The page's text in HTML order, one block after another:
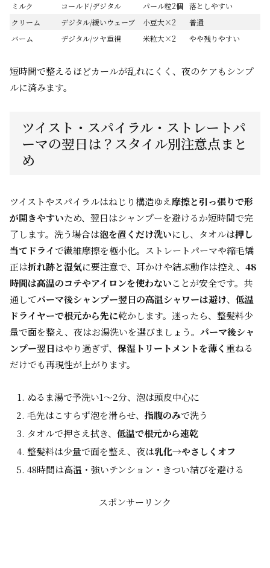
ミルク
コールド/デジタル パール粒2個 落としやすい
クリーム
デジタル/緩いウェーブ 小豆大×2
普通
バーム
デジタル/ツヤ重視 米粒大×2 やや残りやすい
短時間で整えるほどカールが乱れにくく、夜のケアもシンプ
ルに済みます。
ツイスト・スパイラル・ストレートパ
ーマの翌日は？スタイル別注意点まと
め
ツイストやスパイラルはねじり構造ゆえ摩擦と引っ張りで形
が開きやすいため、翌日はシャンプーを避けるか短時間で完
了します。洗う場合は泡を置くだけ洗いにし、タオルは押し
当てドライで繊維摩擦を極小化。ストレートパーマや縮毛矯
正は折れ跡と湿気に要注意で、耳かけや結ぶ動作は控え、 48
時間は高温のコテやアイロンを使わないことが安全です。共
通してパーマ後シャンプー翌日の高温シャワーは避け、 低温
ドライヤーで根元から先に乾かします。迷ったら、整髪料少
量で面を整え、夜はお湯洗いを選びましょう。 パーマ後シャ
ンプー翌日はやり過ぎず、 保湿トリートメントを薄く 重ねる
だけでも再現性が上がります。
ぬるま湯で予洗い1〜2分、泡は頭皮中心に
毛先はこすらず泡を滑らせ、 指腹のみで洗う
タオルで押さえ拭き、 低温で根元から速乾
整髪料は少量で面を整え、夜は乳化→やさしくオフ
48時間は高温・強いテンション・きつい結びを避ける
スポンサーリンク